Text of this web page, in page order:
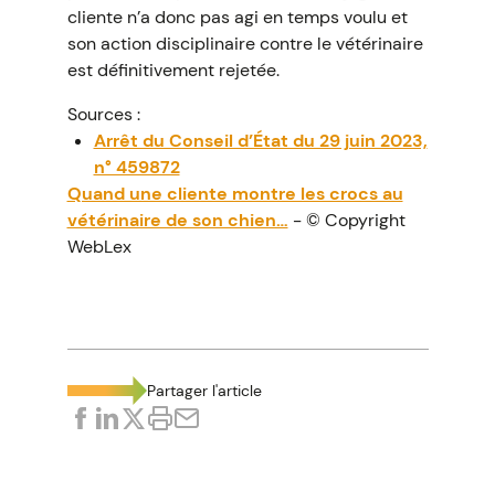
cliente n’a donc pas agi en temps voulu et
son action disciplinaire contre le vétérinaire
est définitivement rejetée.
Sources :
Arrêt du Conseil d’État du 29 juin 2023,
n° 459872
Quand une cliente montre les crocs au
vétérinaire de son chien… - © Copyright
WebLex
Partager l'article